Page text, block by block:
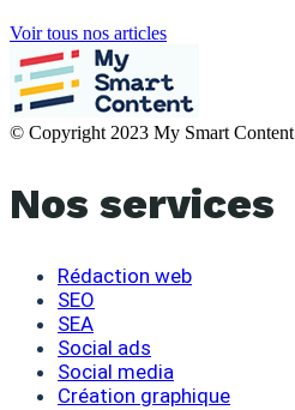
Voir tous nos articles
© Copyright 2023 My Smart Content
Nos services
Rédaction web
SEO
SEA
Social ads
Social media
Création graphique